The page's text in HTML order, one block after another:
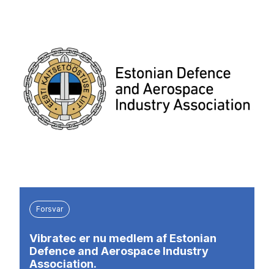
Forsvar
Vibratec er nu medlem af Estonian
Defence and Aerospace Industry
Association.